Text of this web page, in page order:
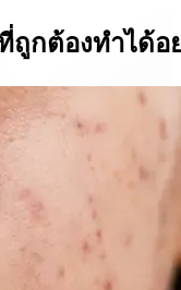
กต้องทำได้อ